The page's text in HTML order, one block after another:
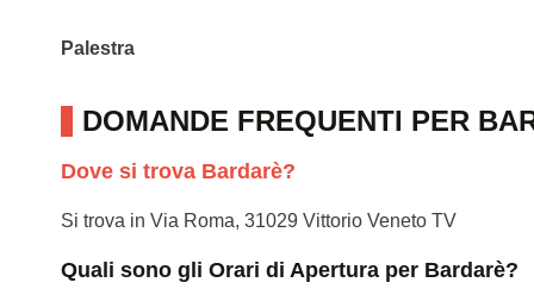
Palestra
DOMANDE FREQUENTI PER
Dove si trova Bardarè?
Si trova in Via Roma, 31029 Vittorio Veneto TV
Quali sono gli Orari di Apertura per Bardarè?